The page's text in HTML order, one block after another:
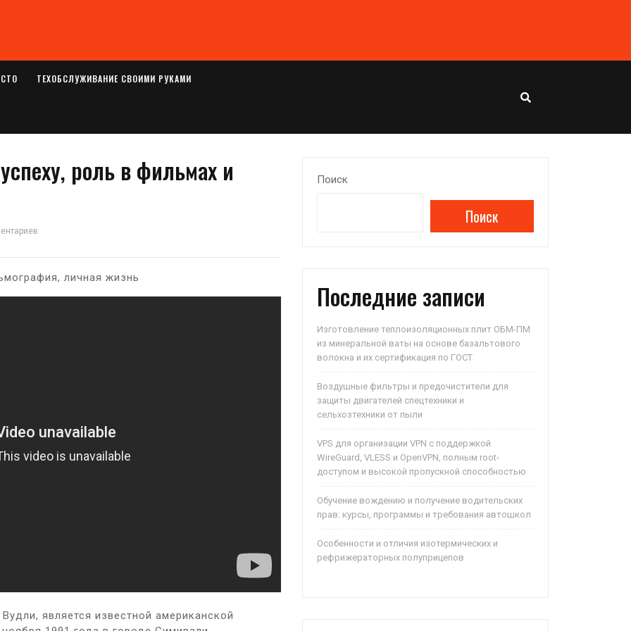
ТЕХОБСЛУЖИВАНИЕ СВОИМИ РУКАМИ
роль в фильмах и
является известной американской
Поиск
Поиск
Последние записи
Изготовление теплоизоляционных плит ОБМ-ПМ
из минеральной ваты на основе базальтового
волокна и их сертификация по ГОСТ
Воздушные фильтры и предочистители для
защиты двигателей спецтехники и
сельхозтехники от пыли
VPS для организации VPN с поддержкой
WireGuard, VLESS и OpenVPN, полным root-
доступом и высокой пропускной способностью
Обучение вождению и получение водительских
прав: курсы, программы и требования автошкол
Особенности и отличия изотермических и
рефрижераторных полуприцепов